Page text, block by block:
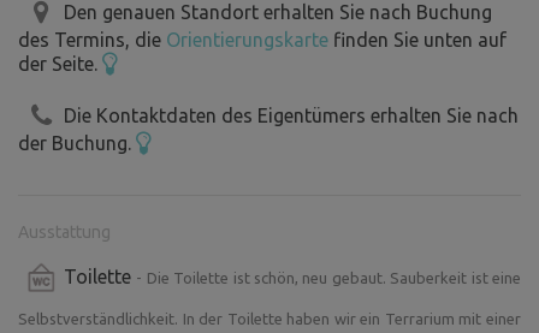
Reinigung des Zimmers vor der Abreise ist Ihre Sache!
Das Zimmer hat Regale zum Abstellen von Dingen und
Platz unter dem Bett. Es gibt auch einen kleinen Tisch und
Klappstühle, um darauf zu sitzen. Die Tür ist verschiebbar
und abschließbar. Strom gibt es nur über ein
der Küchenzeile gibt es eine kostenlose Möglichkeit zum
Aufladen von Mobiltelefonen. Bitte bringen Sie Ihr eigenes
Toilettenpapier mit!
Am Haus gibt es eine überdachte Terrasse mit
Den genauen Standort erhalten Sie nach Buchung
des Termins, die Orientierungskarte finden Sie unten auf
der Seite.
Die Kontaktdaten des Eigentümers erhalten Sie nach
der Buchung.
Ausstattung
Toilette - Die Toilette ist schön, neu gebaut. Sauberkeit ist eine
Selbstverständlichkeit. In der Toilette haben wir ein Terrarium mit einer